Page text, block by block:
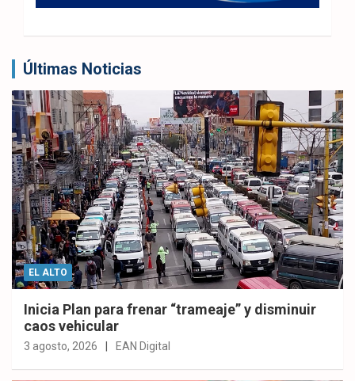
Últimas Noticias
EL ALTO
Inicia Plan para frenar “trameaje” y disminuir
caos vehicular
3 agosto, 2026 EAN Digital